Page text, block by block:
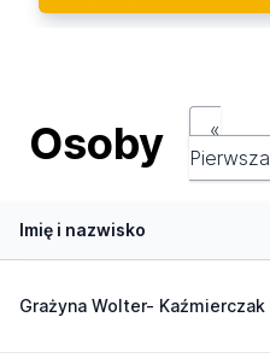
Osoby
«
Pierwsza
Imię i nazwisko
Grażyna Wolter- Kaźmierczak